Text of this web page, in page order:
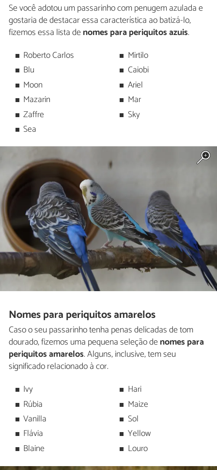
Se você adotou um passarinho com penugem azulada e
gostaria de destacar essa característica ao batizá-lo,
fizemos essa lista denomes para periquitos azuis.
Roberto Carlos
Blu
Moon
Mazarin
Zaffre
Sea
Mirtilo
Caiobi
Ariel
Mar
Sky
Nomes para periquitos amarelos
Caso o seu passarinho tenha penas delicadas de tom
dourado, fizemos uma pequena seleção denomes para
periquitos amarelos. Alguns, inclusive, tem seu
significado relacionado à cor.
Ivy
Rúbia
Vanilla
Flávia
Blaine
Hari
Maize
Sol
Yellow
Louro